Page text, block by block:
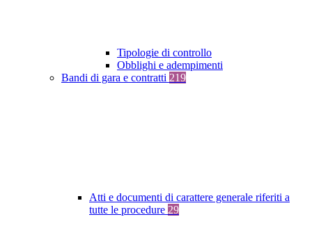
Tipologie di controllo
Obblighi e adempimenti
Bandi di gara e contratti 219
Atti e documenti di carattere generale riferiti a
tutte le procedure 29